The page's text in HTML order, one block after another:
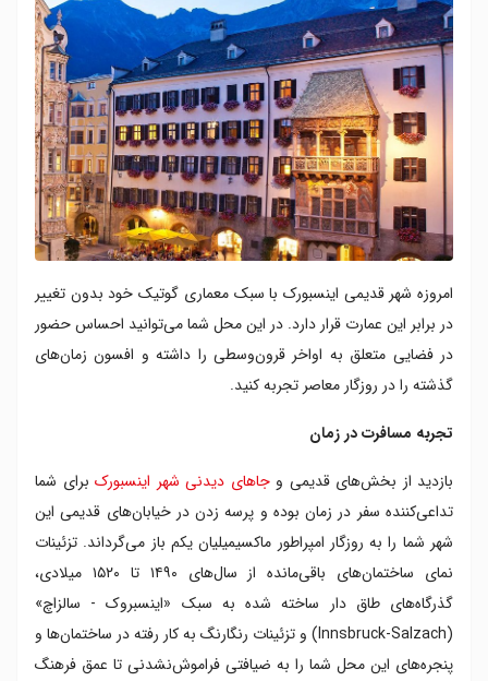
امروزه شهر قدیمی اینسبورک با سبک معماری گوتیک خود بدون تغییر
در برابر این عمارت قرار دارد. در این محل شما می‌توانید احساس حضور
در فضایی متعلق به اواخر قرون‌وسطی را داشته و افسون زمان‌های
گذشته را در روزگار معاصر تجربه کنید.
تجربه مسافرت در زمان
بازدید از بخش‌های قدیمی وجاهای دیدنی شهر اینسبورک برای شما
تداعی‌کننده سفر در زمان بوده و پرسه زدن در خیابان‌های قدیمی این
شهر شما را به روزگار امپراطور ماکسیمیلیان یکم باز می‌گرداند. تزئینات
نمای ساختمان‌های باقی‌مانده از سال‌های ۱۴۹۰ تا ۱۵۲۰ میلادی،
گذرگاه‌های طاق دار ساخته‌ شده به سبک «اینسبروک - سالزاچ»
(Innsbruck-Salzach) و تزئینات رنگارنگ به‌ کار رفته در ساختمان‌ها و
پنجره‌های این محل شما را به ضیافتی فراموش‌نشدنی تا عمق فرهنگ